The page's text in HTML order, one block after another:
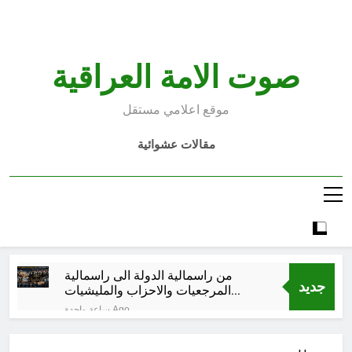
صوت الامة العراقية
موقع اعلامي مستقل
مقالات عشوائية
جديد
من راسمالية الدولة الى راسمالية
المرجعيات والاحزاب والمليشيات
والاذرع
ساعة واحدة Ago